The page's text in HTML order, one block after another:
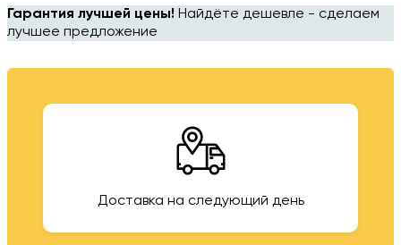
Гарантия лучшей цены! Найдёте дешевле - сделаем
лучшее предложение
Доставка на следующий день